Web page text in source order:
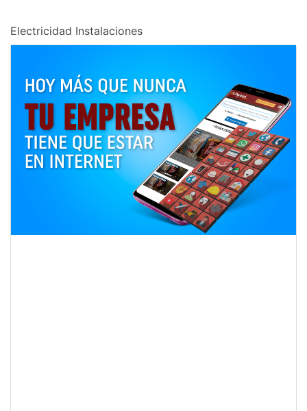
Electricidad Instalaciones